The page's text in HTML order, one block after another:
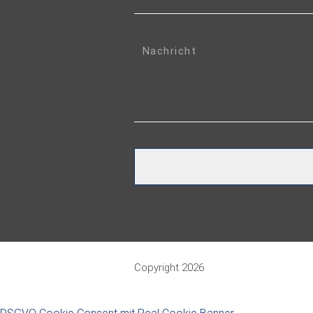
Copyright 2026